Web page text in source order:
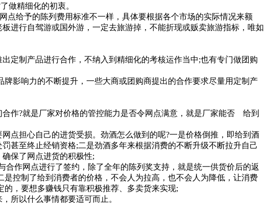
做精细化的初衷。
给予的陈列费用标准不一样，具体要根据各个市场的实际情况来额
进行自驾游或国外游，一定去旅游掉，不能折现或贩卖旅游指标，唯如
制产品进行合作，不纳入到精细化的考核运作当中;也有专门做团购
影响力的不断提升，一些大商或团购商提出的合作要求尽量用定制产
作?就是厂家对价格的管控能力是否令网点满意，就是厂家能否 给到
担心自己的进货受损。劲酒怎么做到的呢?一是价格倒推，即给到酒
甚至终止经销资格;二是劲酒多年来根据消费的不断升级不断拉升自己
保了网点进货的积极性;
作网点进行了签约，除了全年的陈列奖支持，就是统一供货价后的返
控制了给到消费者的价格，不会人为拉高，也不会人为降低，让消费
，要想多赚钱只有靠积极推荐、多卖货来实现;
所以什么事情都要适可而止。